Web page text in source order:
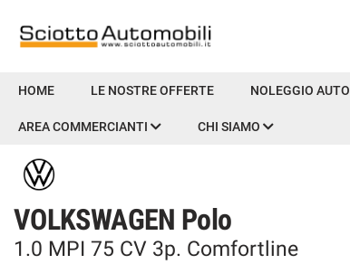
HOME
NOLEGGIO AUTO
AUTO & MOTO
HOME LE NOSTRE OFFERTE NOLEGGIO AUTO
AREA COMMERCIANTI CHI SIAMO
VOLKSWAGEN Polo
1.0 MPI 75 CV 3p. Comfortline